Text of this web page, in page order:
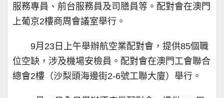
服務專員、前台服務員及司膳員等。配對會在澳門
上葡京2樓商周會議室舉行。
9月23日上午舉辦航空業配對會，提供85個職
位空缺，涉及機場安檢員。配對會在澳門工會聯合
總會2樓（沙梨頭海邊街2-6號工聯大廈）舉行。